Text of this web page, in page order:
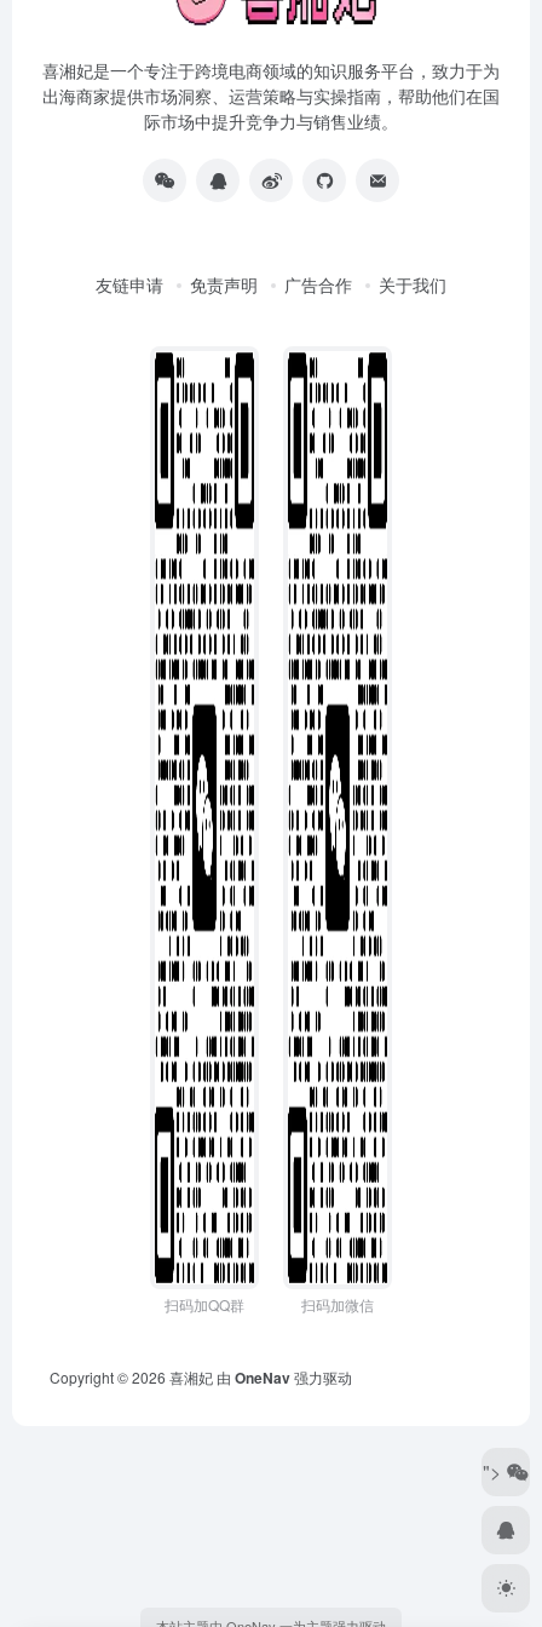
喜湘妃是一个专注于跨境电商领域的知识服务平台，致力于为
出海商家提供市场洞察、运营策略与实操指南，帮助他们在国
际市场中提升竞争力与销售业绩。
友链申请 免责声明 广告合作 关于我们
扫码加QQ群 扫码加微信
Copyright © 2026 喜湘妃 由 OneNav强力驱动
">